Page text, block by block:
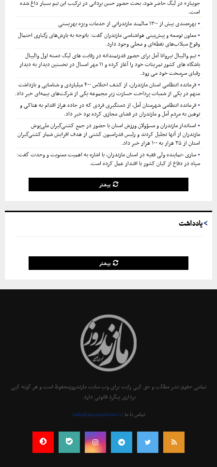
جویبار» در لیگ حاضر شود، بحث حضور حسن یزدانی در ترکیب این تیم بسیار داغ شده
است.
بهره‌مندی بیش از ۱۳۰۰ سالمند مازندرانی از خدمات ویژه بهزیستی
معاون توسعه و پیش‌بینی هواشناسی مازندران گفت: باتوجه به بارش‌های رگباری احتمال
وقوع سیلاب‌های نقطه‌ای و محلی وجود دارد.
تیم والیبال نیروانا آمل برای حضور قدرتمندانه در رقابت های لیگ دسته اول والیبال
باشگاه های کشور تمرینات خود را آغاز کرده و ۱۱ مهر امسال در نخستین دیدار به دیدار
رقبای سرسخت خود می رود.
فرمانده انتظامی استان مازندران، از کشف اختلاس ۴۰۰ میلیاردی و شناسایی و بازداشت
متهم در یکی از شعبات پرداخت خسارت زیر مجموعه یکی از شرکت‌های بیمه‌ای خبر داد.
فرمانده انتظامی شهرستان آمل، از دستگیری فردی که در جاده هراز اقدام به هتاکی و
توهین به مردم آمل و مازندران در فضای مجازی کرده بود خبر داد.
استاندار مازندران و مسؤولان ورزش استان با حضور در جمع کشتی‌گیران ملی‌پوش
مازندران از آنها تجلیل کردند و رئیس فدراسیون کشتی از هدف افزایش شمار کشتی‌گیران
استان از ۳۵ هزار به ۱۰۰ هزار خبر داد.
ساری -نماینده ولی فقیه در استان مازندران، با اشاره به اهمیت معنویت و وحدت گفت:
سپاه در دفاع از کیان کشور با اقتدار عمل کرده است.
بیشتر
یادداشت
بیشتر
تمامی حقوق نشر مطالب و حق کپی رایت برای وب سایت مازندروزمحفوظ است و هر گونه کپی
برداری پیگرد قانونی دارد.
تماس با ماinfo@mazandrooz.ir